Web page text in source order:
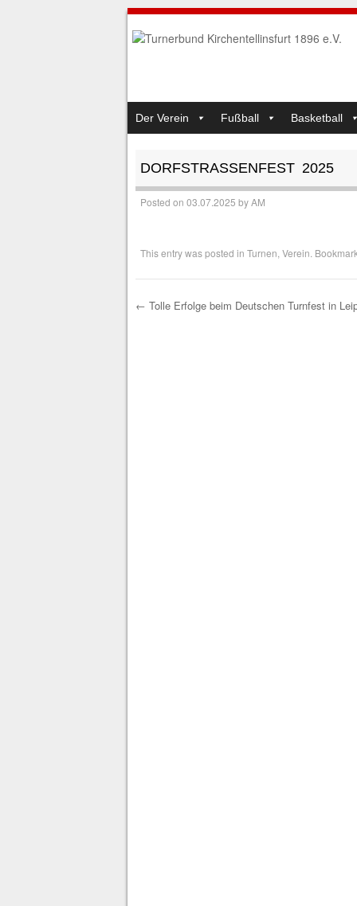
MENU
SKIP TO CONTENT
Der Verein Fußball Basketball
DORFSTRASSENFEST 2025
Posted on 03.07.2025 byAM
This entry was posted in Turnen Verein .
← Tolle Erfolge beim Deutschen Turnfest in